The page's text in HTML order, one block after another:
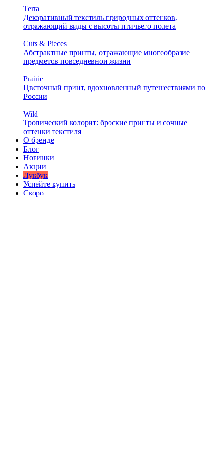
Terra
Декоративный текстиль природных оттенков,
отражающий виды с высоты птичьего полета
Cuts & Pieces
Абстрактные принты, отражающие многообразие
предметов повседневной жизни
Prairie
Цветочный принт, вдохновленный путешествиями по
России
Wild
Тропический колорит: броские принты и сочные
оттенки текстиля
О бренде
Блог
Новинки
Акции
Лукбук
Успейте купить
Скоро